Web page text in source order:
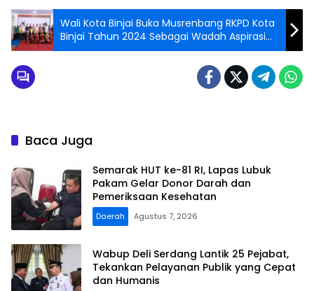
Wali Kota Binjai Buka Musrenbang RKPD Kota
Binjai Tahun 2024 Sebagai Wadah Aspirasi
Masyarakat
Baca Juga
Semarak HUT ke-81 RI, Lapas Lubuk
Pakam Gelar Donor Darah dan
Pemeriksaan Kesehatan
Daerah Agustus 7, 2026
Wabup Deli Serdang Lantik 25 Pejabat,
Tekankan Pelayanan Publik yang Cepat
dan Humanis